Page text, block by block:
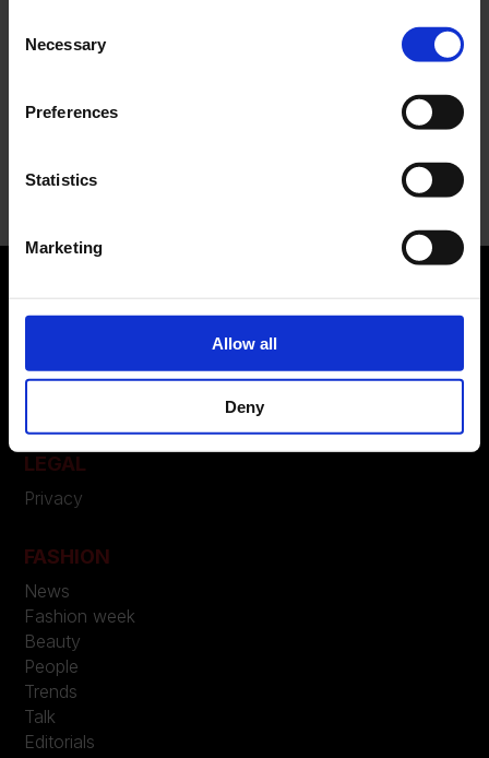
Selection
Necessary
Preferences
Statistics
Marketing
Allow all
Deny
L’universo crepuscolare di Miu Miu: Hailey Bieber e
Xiao Wen Ju sono le protagoniste della nuova
Nessun commento da mostrare.
Manifesto
LEGAL
Privacy
FASHION
News
Fashion week
Beauty
People
Trends
Talk
Editorials